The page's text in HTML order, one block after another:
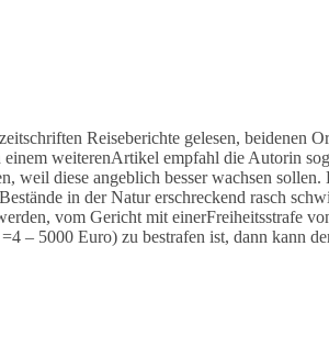
Reiseberichte gelesen, beidenen
weiterenArtikel empfahl die Autorin
weil diese angeblich besser wachsen sollen.
in der Natur erschreckend rasch
vom Gericht mit einerFreiheitsstrafe
– 5000 Euro) zu bestrafen ist, dann kann